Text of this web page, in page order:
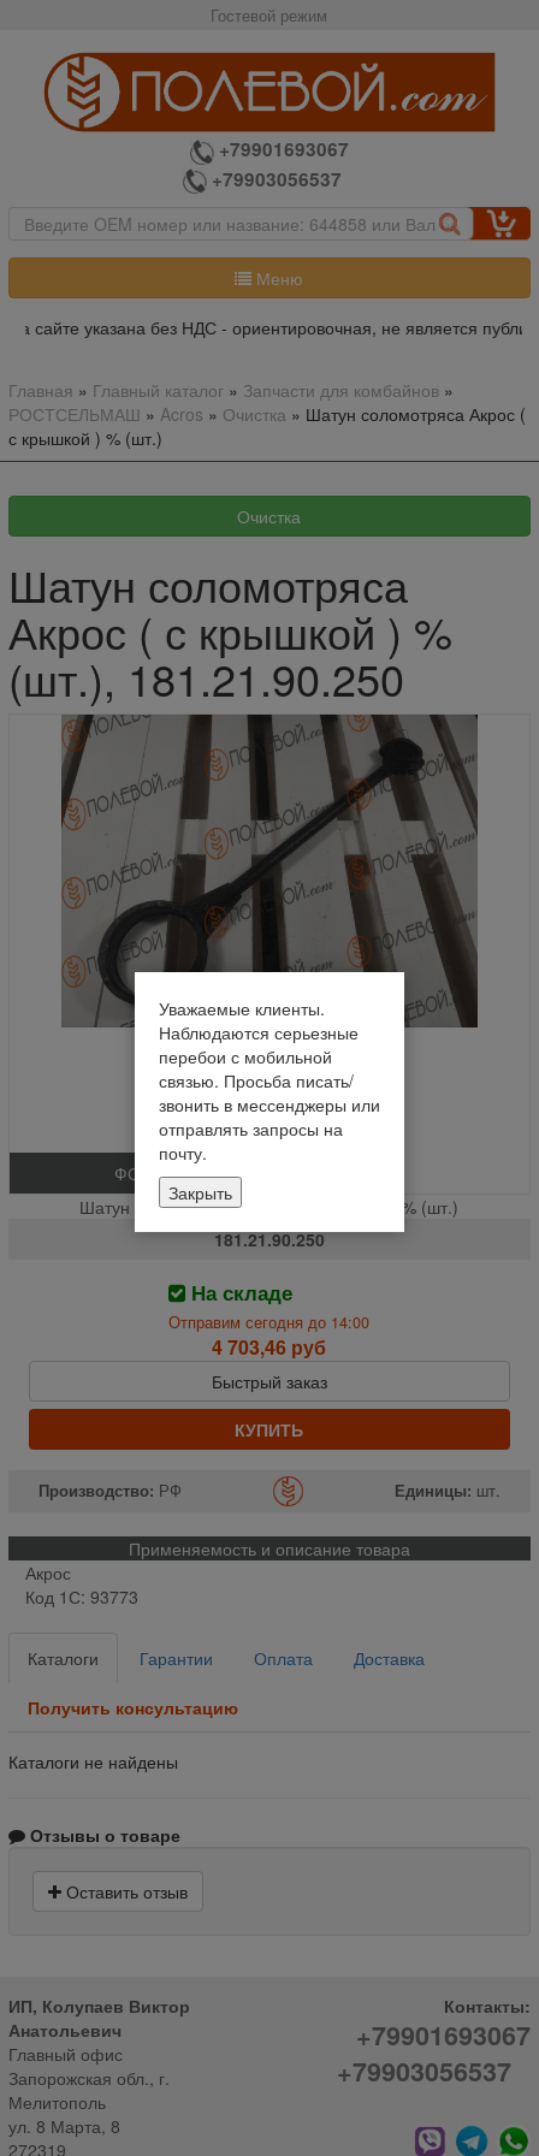
Гостевой режим
+79901693067
+79903056537
Меню
сайте указана без НДС - ориентировочная, не является
Главная » Главный каталог» Запчасти для комбайнов»
РОСТСЕЛЬМАШ » Acros » Очистка » Шатун соломотряса Акрос (
с крышкой ) % (шт.)
Шатун соломотряса
Акрос ( с крышкой ) %
(шт.), 181.21.90.250
ФОТО
Шатун соломотряса Акрос ( с крышкой ) % (шт.)
181.21.90.250
На складе
Отправим сегодня до 14:00
4 703,46 руб
Быстрый заказ
КУПИТЬ
Производство: РФ Единицы: шт.
Применяемость и описание товара
Акрос
Код 1С: 93773
Каталоги Гарантии Оплата Доставка
Получить консультацию
Каталоги не найдены
Отзывы о товаре
Оставить отзыв
ИП, Колупаев Виктор
Анатольевич
Главный офис
Запорожская обл., г.
Мелитополь
ул. 8 Марта, 8
272319
Контакты:
+79901693067
+79903056537
Уважаемые клиенты.
Наблюдаются серьезные
перебои с мобильной
связью. Просьба писать/
звонить в мессенджеры или
отправлять запросы на
почту.
Закрыть